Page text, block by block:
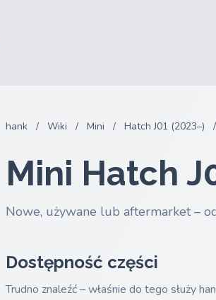
hank / Wiki / Mini / Hatch J01 (2023–) /
Mini Hatch
Nowe, używane lub aftermarket –
Dostępność części
Trudno znaleźć – właśnie do tego służy